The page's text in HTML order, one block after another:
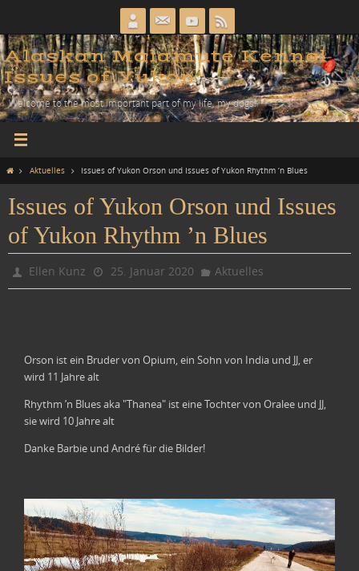
springen
Alaskan Malamute Kennel
Issues of Yukon
Welcome to the most important part of my life, my dogs!
HomeAktuelles Issues of Yukon Orson und Issues of Yukon Rhythm ’n Blues
Issues of Yukon Orson und Issues
of Yukon Rhythm ’n Blues
Ellen Kunz 25. Januar 2020 Aktuelles
Orson ist ein Bruder von Opium, ein Sohn von India und JJ, er
wird 11 Jahre alt
Rhythm ’n Blues aka "Thanea" ist eine Tochter von Oralee und JJ,
sie wird 10 Jahre alt
Danke Barbie und André für die Bilder!